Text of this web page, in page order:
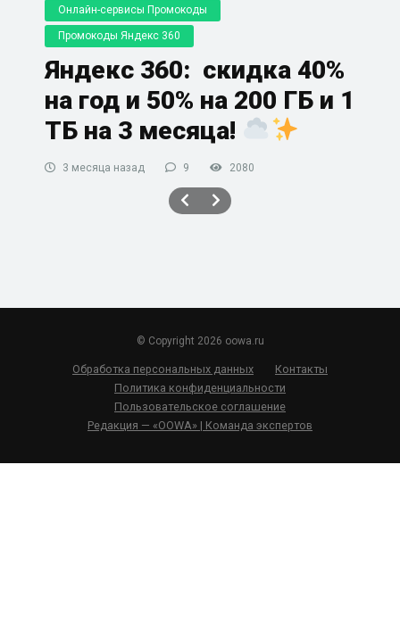
Онлайн-сервисы Промокоды
Промокоды Яндекс 360
Яндекс 360: скидка 40%
на год и 50% на 200 ГБ и 1
ТБ на 3 месяца!
3 месяца назад 9 2080
© Copyright 2026 oowa.ru
Обработка персональных данных
Контакты
Политика конфиденциальности
Пользовательское соглашение
Редакция — «OOWA» | Команда экспертов